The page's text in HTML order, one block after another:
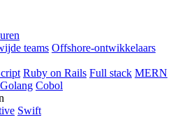
teams Offshore-ontwikkelaars
Ruby on Rails Full stack MERN
Golang Cobol
Swift